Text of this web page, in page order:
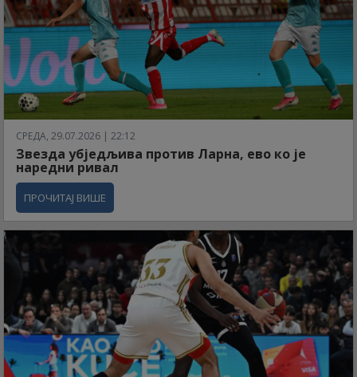
СРЕДА, 29.07.2026 | 22:12
Звезда убједљива против Ларна, ево ко је
наредни ривал
ПРОЧИТАЈ ВИШЕ